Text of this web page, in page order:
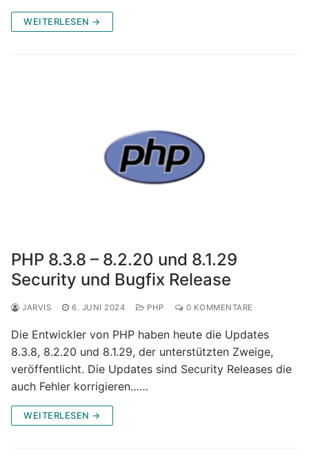
WEITERLESEN →
PHP 8.3.8 – 8.2.20 und 8.1.29
Security und Bugfix Release
JARVIS 6. JUNI 2024 PHP 0 KOMMENTARE
Die Entwickler von PHP haben heute die Updates
8.3.8, 8.2.20 und 8.1.29, der unterstützten Zweige,
veröffentlicht. Die Updates sind Security Releases die
auch Fehler korrigieren……
WEITERLESEN →